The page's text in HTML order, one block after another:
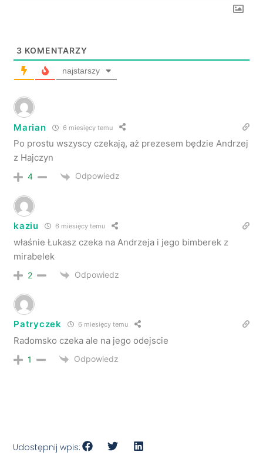
3 KOMENTARZY
najstarszy
Marian 6 miesięcy temu
Po prostu wszyscy czekają, aż prezesem będzie Andrzej
z Hajczyn
4 Odpowiedz
kaziu 6 miesięcy temu
właśnie Łukasz czeka na Andrzeja i jego bimberek z
mirabelek
2 Odpowiedz
Patryczek 6 miesięcy temu
Radomsko czeka ale na jego odejscie
1 Odpowiedz
Udostępnij wpis: